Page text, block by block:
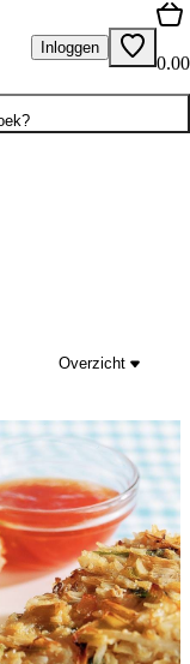
Inloggen
0.00
Overzicht